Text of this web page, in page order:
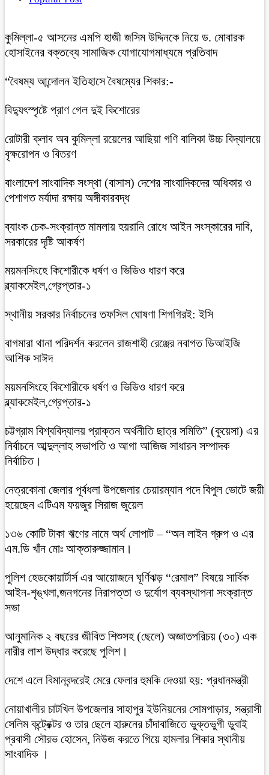
কুমিল্লা-৫ আসনের এমপি হাজী জসিম উদ্দিনকে নিয়ে ড. মোবারক
হোসাইনের বক্তব্যে সামাজিক যোগাযোগমাধ্যমে প্রতিবাদ
“বৈষম্য আন্দোলন ইতিহাসে বৈষম্যের শিকার:-
বিদ্যুৎস্পৃষ্টে প্রাণ গেল দুই কিশোরের
রোটারী ক্লাব অব কুমিল্লা রয়েলের আছিয়া গণি বালিকা উচ্চ বিদ্যালয়ে
বৃক্ষরোপন ও বিতরণ
বাংলাদেশ সাংবাদিক সংস্থা (বাসাস) দেশের সাংবাদিকদের অধিকার ও
পেশাগত মর্যাদা রক্ষায় অঙ্গীকারবদ্ধ
ব্যাংক চেক-সংক্রান্ত মামলায় হয়রানি রোধে আইন সংস্কারের দাবি,
সরকারের দৃষ্টি আকর্ষণ
ময়মনসিংহে কিশোরীকে ধর্ষণ ও ভিডিও ধারণ করে
ব্ল্যাকমেইল,গ্রেপ্তার-১
স্থানীয় সরকার নির্বাচনের তফসিল ঘোষণা শিগগিরই: ইসি
বাগমারা থানা পরিদর্শন করলেন রাজশাহী রেঞ্জের নবাগত ডিআইজি
আশিক সাঈদ
ময়মনসিংহে কিশোরীকে ধর্ষণ ও ভিডিও ধারণ করে
ব্ল্যাকমেইল,গ্রেপ্তার-১
চট্টগ্রাম বিশ্ববিদ্যালয় প্রাক্তন অর্থনীতি ছাত্র সমিতি” (কুয়েসা) এর
নির্বাচনে আব্দুল্লাহ সভাপতি ও আগা আজিজ সাধারন সম্পাদক
নির্বাচিত।
নেত্রকোনা জেলার পূর্বধলা উপজেলার চেয়ারম্যান পদে বিপুল ভোটে জয়ী
হয়েছেন এটিএম ফয়জুর সিরাজ জুয়েল
১৩৬ কোটি টাকা ঋণের নামে অর্থ লোপাট – “অন লাইন গ্রুপ ও এর
এম.ডি খাঁন মোঃ আক্তারুজ্জামান।
পুলিশ হেডকোয়ার্টার্স এর আয়োজনে ঘূর্ণিঝড় “রেমাল” বিষয়ে সার্বিক
আইন-শৃঙ্খলা,জনগনের নিরাপত্তা ও দুর্যোগ ব্যবস্থাপনা সংক্রান্ত
সভা
আনুমানিক ২ বছরের জীবিত শিশুসহ (ছেলে) অজ্ঞাতপরিচয় (৩০) এক
নারীর লাশ উদ্ধার করেছে পুলিশ।
দেশে এলে বিমানবন্দরেই মেরে ফেলার হুমকি দেওয়া হয়: প্রধানমন্ত্রী
নোয়াখালীর চাটখিল উপজেলার সাহাপুর ইউনিয়নের সোমপাড়ার, সন্ত্রাসী
সেলিম কন্ট্রেক্টর ও তার ছেলে হারুনের চাঁদাবাজিতে ভুক্তভুগী ডুবাই
প্রবাসী সৌরভ হোসেন, নিউজ করতে গিয়ে হামলার শিকার স্থানীয়
সাংবাদিক ।